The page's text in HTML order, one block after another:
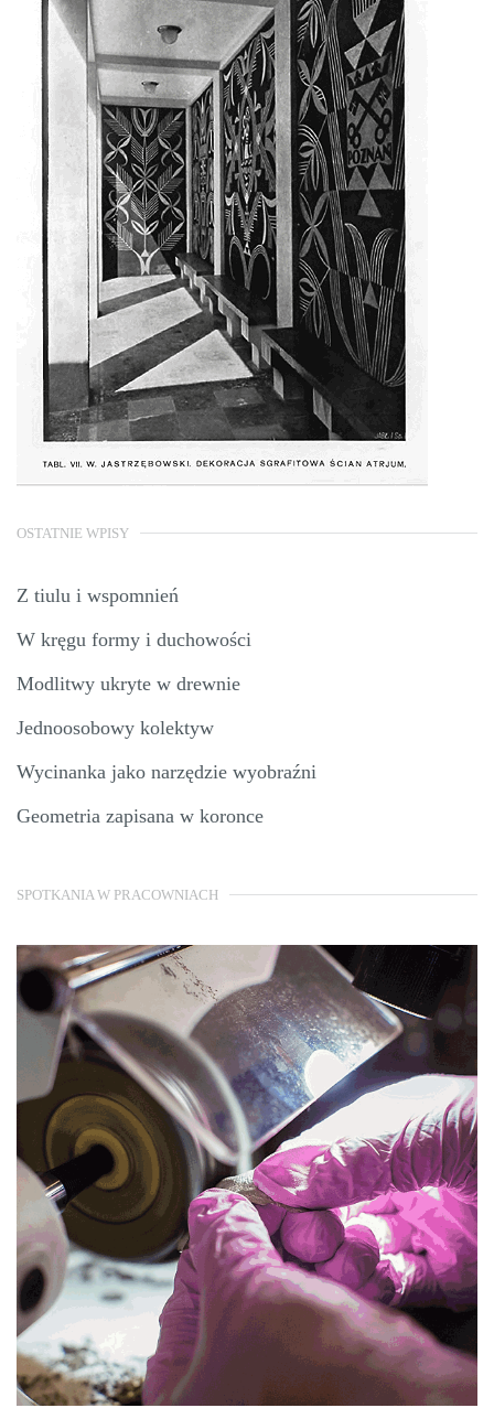
OSTATNIE WPISY
Z tiulu i wspomnień
W kręgu formy i duchowości
Modlitwy ukryte w drewnie
Jednoosobowy kolektyw
Wycinanka jako narzędzie wyobraźni
Geometria zapisana w koronce
SPOTKANIA W PRACOWNIACH